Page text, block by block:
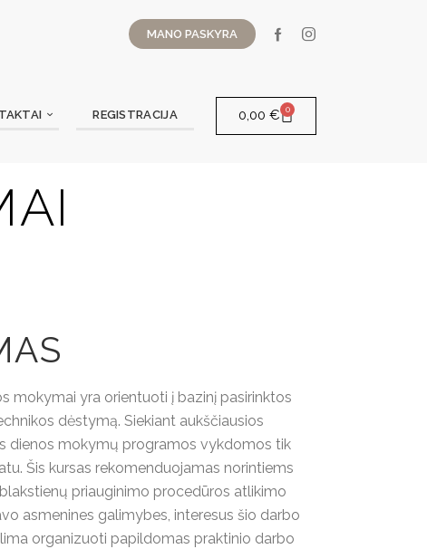
MANO PASKYRA
REGISTRACIJA 0,00 € 0
mokymai yra orientuoti į bazinį pasirinktos
dėstymą. Siekiant aukščiausios
dienos mokymų programos vykdomos tik
Šis kursas rekomenduojamas norintiems
priauginimo procedūros atlikimo
asmenines galimybes, interesus šio darbo
organizuoti papildomas praktinio darbo